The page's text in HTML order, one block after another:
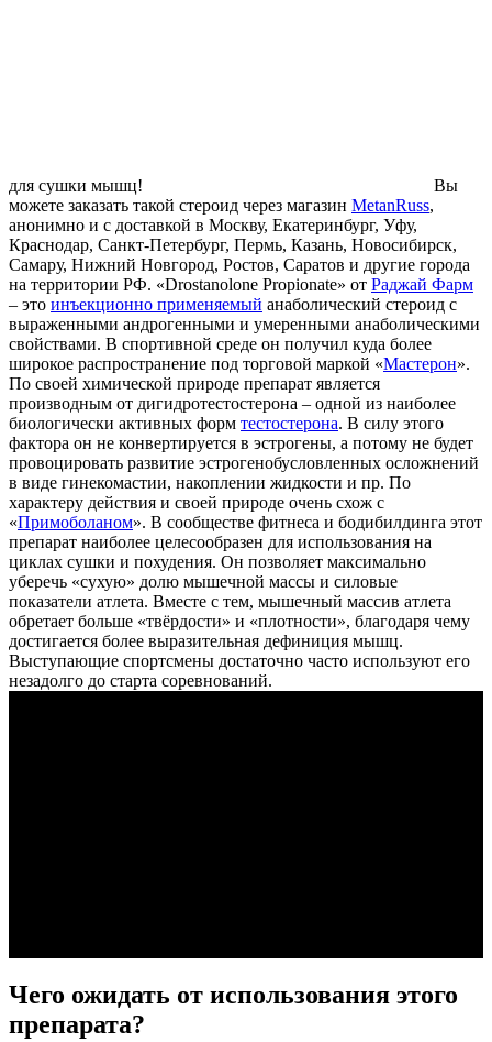
для сушки мышц!
Вы
можете заказать такой стероид через магазин MetanRuss,
анонимно и с доставкой в Москву, Екатеринбург, Уфу,
Краснодар, Санкт-Петербург, Пермь, Казань, Новосибирск,
Самару, Нижний Новгород, Ростов, Саратов и другие города
на территории РФ. «Drostanolone Propionate» от Раджай Фарм
– это инъекционно применяемый анаболический стероид с
выраженными андрогенными и умеренными анаболическими
свойствами. В спортивной среде он получил куда более
широкое распространение под торговой маркой «Мастерон».
По своей химической природе препарат является
производным от дигидротестостерона – одной из наиболее
биологически активных форм тестостерона. В силу этого
фактора он не конвертируется в эстрогены, а потому не будет
провоцировать развитие эстрогенобусловленных осложнений
в виде гинекомастии, накоплении жидкости и пр. По
характеру действия и своей природе очень схож с
«Примоболаном». В сообществе фитнеса и бодибилдинга этот
препарат наиболее целесообразен для использования на
циклах сушки и похудения. Он позволяет максимально
уберечь «сухую» долю мышечной массы и силовые
показатели атлета. Вместе с тем, мышечный массив атлета
обретает больше «твёрдости» и «плотности», благодаря чему
достигается более выразительная дефиниция мышц.
Выступающие спортсмены достаточно часто используют его
незадолго до старта соревнований.
Чего ожидать от использования этого
препарата?